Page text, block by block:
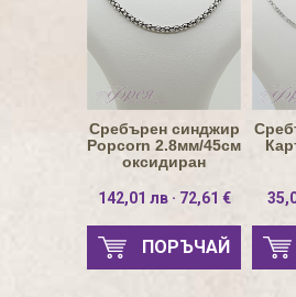
Сребърен синджир
Popcorn 2.8мм/45см
оксидиран
142,01 лв · 72,61 €
ПОРЪЧАЙ